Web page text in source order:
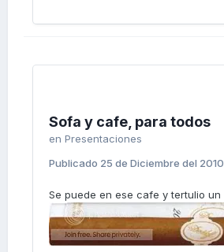
Sofa y cafe, para todos
en Presentaciones
Publicado 25 de Diciembre del 2010
Se puede en ese cafe y tertulio un